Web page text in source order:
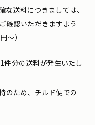
な送料につきましては、
確認いただきますよう
〜）
件分の送料が発生いたし
のため、チルド便での